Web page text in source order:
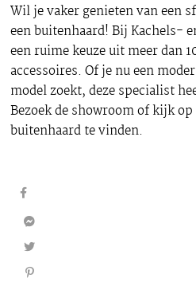
Wil je vaker genieten van een
een buitenhaard! Bij Kachels-
een ruime keuze uit meer dan
accessoires. Of je nu een
model zoekt, deze specialist
Bezoek de showroom of kijk
buitenhaard te vinden.